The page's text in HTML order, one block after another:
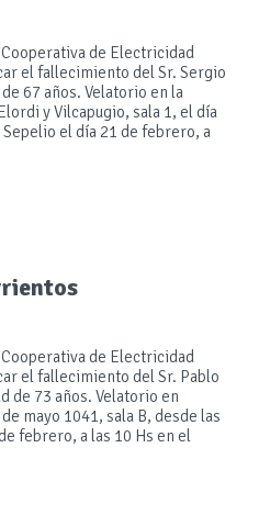
de Electricidad
el fallecimiento del Sr. Sergio
67 años. Velatorio en la
y Vilcapugio, sala 1, el día
el día 21 de febrero, a
de Electricidad
el fallecimiento del Sr. Pablo
de 73 años. Velatorio en
mayo 1041, sala B, desde las
febrero, a las 10 Hs en el